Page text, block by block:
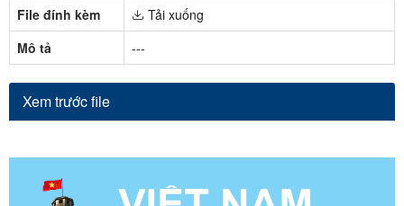
File đính kèm
Tải xuống
Mô tả
---
Xem trước file